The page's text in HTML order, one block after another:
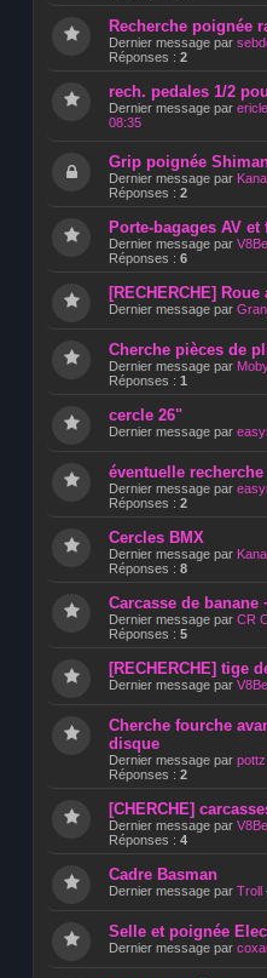
Recherche poignée
Dernier message par
Réponses : 2
rech. pedales 1/2
Dernier message par
08:35
Grip poignée
Dernier message par
Réponses : 2
Porte-bagages AV et
Dernier message par
Réponses : 6
[RECHERCHE] Roue
Dernier message par
Cherche pièces de
Dernier message par
Réponses : 1
cercle 26"
Dernier message par
éventuelle recherche
Dernier message par
Réponses : 2
Cercles BMX
Dernier message par
Réponses : 8
Carcasse de banane
Dernier message par CR
Réponses : 5
[RECHERCHE] tige
Dernier message par
Cherche fourche
disque
Dernier message par pottz
Réponses : 2
[CHERCHE]
Dernier message par
Réponses : 4
Cadre Basman
Dernier message par Troll
Selle et poignée
Dernier message par